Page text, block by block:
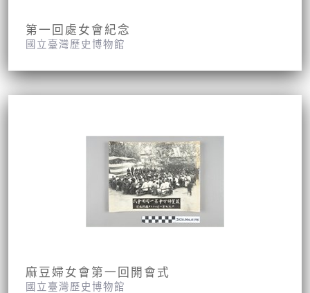
第一回處女會紀念
國立臺灣歷史博物館
麻豆婦女會第一回開會式
國立臺灣歷史博物館